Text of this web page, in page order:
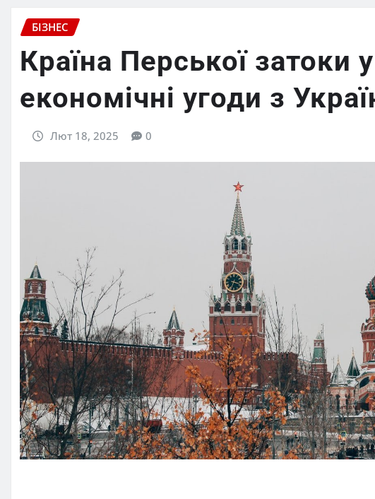
БІЗНЕС
Країна Перської затоки
економічні угоди з
Лют 18, 2025 0